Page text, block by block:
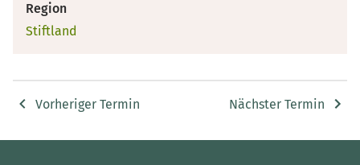
Region
Stiftland
Vorheriger Termin Nächster Termin